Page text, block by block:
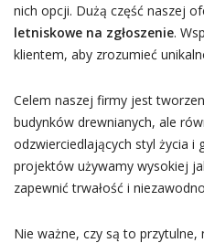
nich opcji. Dużą część naszej
letniskowe na zgłoszenie.
klientem, aby zrozumieć
Celem naszej firmy jest
budynków drewnianych, ale
odzwierciedlających styl życia i
projektów używamy wysokiej
zapewnić trwałość i
Nie ważne, czy są to